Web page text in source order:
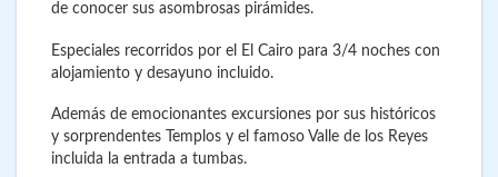
de conocer sus asombrosas pirámides.
Especiales recorridos por el El Cairo para 3/4 noches con
alojamiento y desayuno incluido.
Además de emocionantes excursiones por sus históricos
y sorprendentes Templos y el famoso Valle de los Reyes
incluida la entrada a tumbas.